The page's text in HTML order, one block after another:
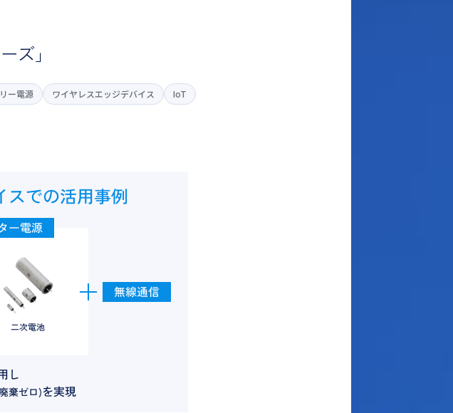
ズ」
ー電源 ワイヤレスエッジデバイス
IoT